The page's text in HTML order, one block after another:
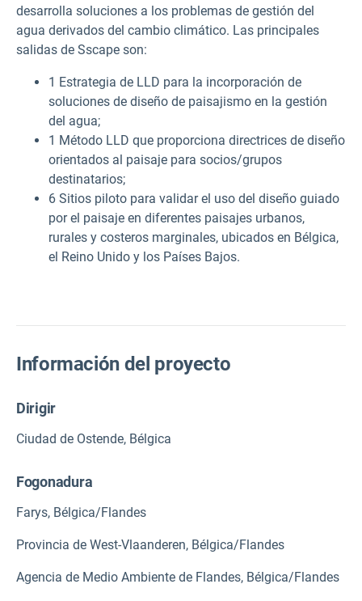
desarrolla soluciones a los problemas de gestión del
agua derivados del cambio climático. Las principales
salidas de Sscape son:
1 Estrategia de LLD para la incorporación de
soluciones de diseño de paisajismo en la gestión
del agua;
1 Método LLD que proporciona directrices de diseño
orientados al paisaje para socios/grupos
destinatarios;
6 Sitios piloto para validar el uso del diseño guiado
por el paisaje en diferentes paisajes urbanos,
rurales y costeros marginales, ubicados en Bélgica,
el Reino Unido y los Países Bajos.
Información del proyecto
Dirigir
Ciudad de Ostende, Bélgica
Fogonadura
Farys, Bélgica/Flandes
Provincia de West-Vlaanderen, Bélgica/Flandes
Agencia de Medio Ambiente de Flandes, Bélgica/Flandes